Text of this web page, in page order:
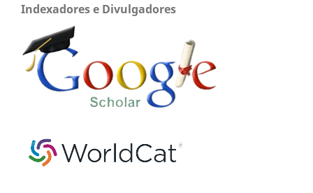
Indexadores e Divulgadores